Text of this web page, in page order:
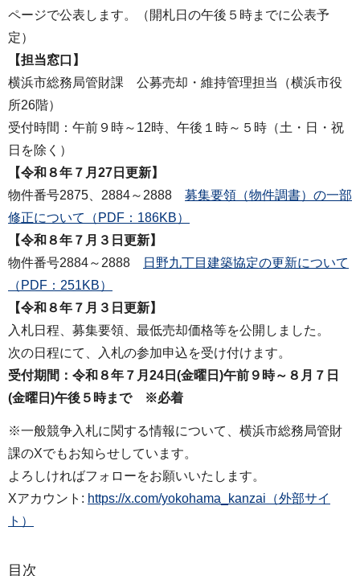
ページで公表します。（開札日の午後５時までに公表予
定）
【担当窓口】
横浜市総務局管財課 公募売却・維持管理担当（横浜市役
所26階）
受付時間：午前９時～12時、午後１時～５時（土・日・祝
日を除く）
【令和８年７月27日更新】
物件番号2875、2884～2888 募集要領（物件調書）の一部
修正について（PDF：186KB）
【令和８年７月３日更新】
物件番号2884～2888
日野九丁目建築協定の更新について
（PDF：251KB）
【令和８年７月３日更新】
入札日程、募集要領、最低売却価格等を公開しました。
次の日程にて、入札の参加申込を受け付けます。
受付期間：令和８年７月24日(金曜日)午前９時～８月７日
(金曜日)午後５時まで ※必着
※一般競争入札に関する情報について、横浜市総務局管財
課のXでもお知らせしています。
よろしければフォローをお願いいたします。
Xアカウント: https://x.com/yokohama_kanzai（外部サイ
ト）
目次